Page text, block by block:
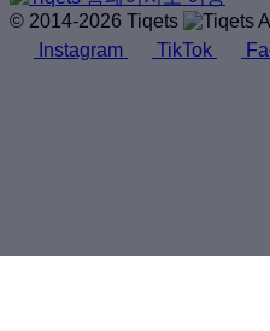
© 2014-2026 Tiqets
Instagram
TikTok